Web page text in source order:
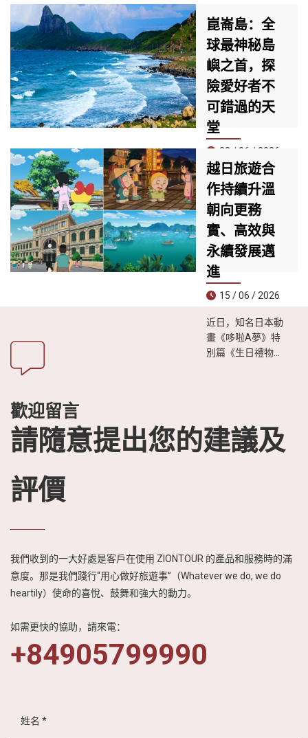
（Full-service）直
飛新加坡與富國島
兩大亞洲熱門旅遊
目的地的航空公
司。
段的 AEON MALL
峴港清溪，正迅速
成為當地居民與觀
光客必訪的新地
標。擁有近30,000
平方公尺的規模，
匯集約60家品牌專
櫃與多個國際知名
品牌，是目前峴港
最具規模與現代感
的購物中心之一。
崑崙島：全
球最神秘島
嶼之首，探
險愛好者不
可錯過的天
堂
23 / 06 / 2026
崑崙島近日被知名
旅遊雜誌《Travel
& Leisure》評為**
全球30大最神秘海
島榜單第一名**，
成為今夏尋求冒險
體驗、遠離喧囂生
活遊客的理想目的
地。
越日旅遊合
作持續升溫
朝向更務
實、高效與
永續發展邁
進
15 / 06 / 2026
近日，知名日本動
畫《哆啦A夢》特
別篇《生日禮物是
情節，展現越南迷
人的自然風光、豐
歡迎留言
請隨意提出您的建議及
評價
我們收到的一大好處是客戶在使用 ZIONTOUR 的產品和服務時的滿
意度。那是我們踐行“用心做好旅遊事”（Whatever we do, we do
heartily）使命的喜悅、鼓舞和強大的動力。
如需更快的協助，請來電：
+84905799990